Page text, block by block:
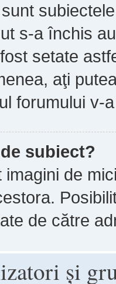
s-a închis
setate
aţi
forumului v-
subiect?
de
de către
şi